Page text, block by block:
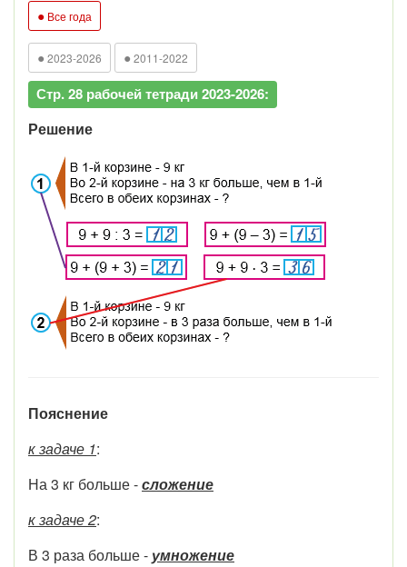
● Все года
● 2023-2026 ● 2011-2022
Стр. 28 рабочей тетради 2023-2026:
Решение
Пояснение
к задаче 1:
На 3 кг больше -сложение
к задаче 2:
В 3 раза больше - умножение